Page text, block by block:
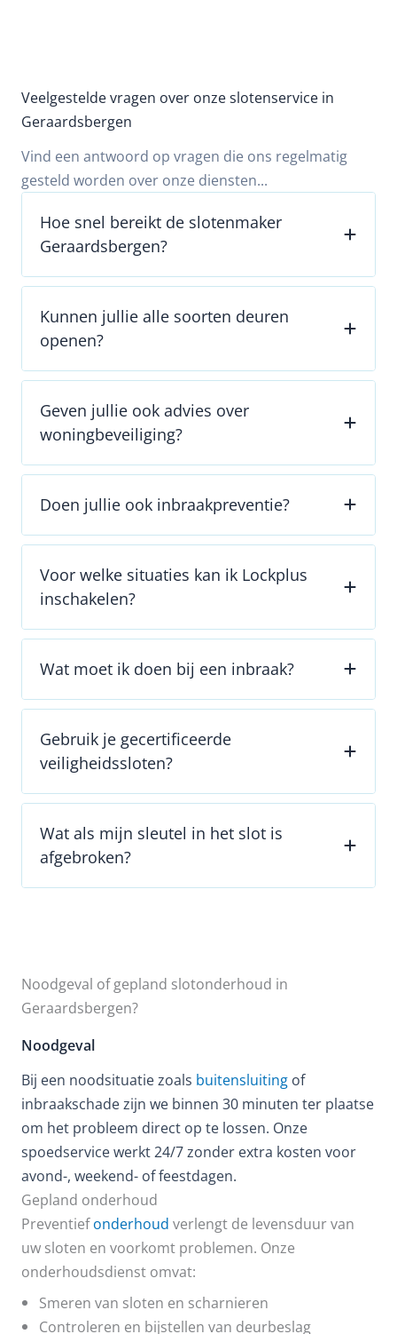
Veelgestelde vragen over onze slotenservice in
Geraardsbergen
Vind een antwoord op vragen die ons regelmatig
gesteld worden over onze diensten...
Hoe snel bereikt de slotenmaker
Geraardsbergen?
Kunnen jullie alle soorten deuren
openen?
Geven jullie ook advies over
woningbeveiliging?
Doen jullie ook inbraakpreventie?
Voor welke situaties kan ik Lockplus
inschakelen?
Wat moet ik doen bij een inbraak?
Gebruik je gecertificeerde
veiligheidssloten?
Wat als mijn sleutel in het slot is
afgebroken?
Noodgeval of gepland slotonderhoud in
Geraardsbergen?
Noodgeval
Bij een noodsituatie zoals buitensluiting of
inbraakschade zijn we binnen 30 minuten ter plaatse
om het probleem direct op te lossen. Onze
spoedservice werkt 24/7 zonder extra kosten voor
avond-, weekend- of feestdagen.
Gepland onderhoud
Preventiefonderhoud verlengt de levensduur van
uw sloten en voorkomt problemen. Onze
onderhoudsdienst omvat:
Smeren van sloten en scharnieren
Controleren en bijstellen van deurbeslag